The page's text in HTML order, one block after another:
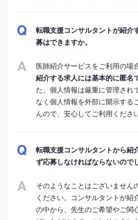
転職支援コンサルタントが紹介
募はできますか。
医師紹介サービスをご利用の場合
紹介する求人には基本的に匿名
た、個人情報は厳重に管理され
なく個人情報を外部に開示する
んので、安心してご利用ください
転職支援コンサルタントから紹
ず応募しなければならないので
そのようなことはございません
ください。コンサルタントが紹
の中から、先生のご希望やご関